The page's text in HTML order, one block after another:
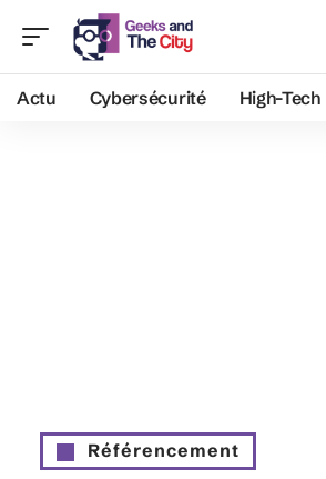
Actu Cybersécurité High-Tech
Référencement